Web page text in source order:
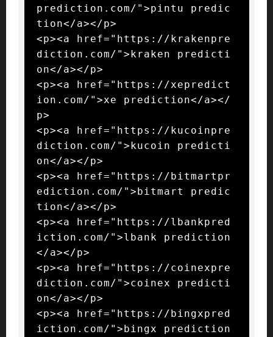
prediction.com/">pintu predic
tion</a></p>
<p><a href="https://krakenpre
diction.com/">kraken predicti
on</a></p>
<p><a href="https://xepredict
ion.com/">xe prediction</a></
p>
<p><a href="https://kucoinpre
diction.com/">kucoin predicti
on</a></p>
<p><a href="https://bitmartpr
ediction.com/">bitmart predic
tion</a></p>
<p><a href="https://lbankpred
iction.com/">lbank prediction
</a></p>
<p><a href="https://coinexpre
diction.com/">coinex predicti
on</a></p>
<p><a href="https://bingxpred
iction.com/">bingx prediction